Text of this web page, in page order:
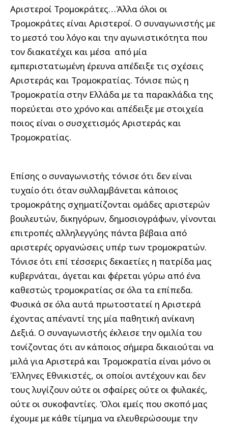
Αριστεροί Τρομοκράτες…Άλλα όλοι οι
Τρομοκράτες είναι Αριστεροί. Ο συναγωνιστής με
το μεστό του λόγο και την αγωνιστικότητα που
τον διακατέχει και μέσα από μία
εμπεριστατωμένη έρευνα απέδειξε τις σχέσεις
Αριστεράς και Τρομοκρατίας. Τόνισε πώς η
Τρομοκρατία στην Ελλάδα με τα παρακλάδια της
πορεύεται στο χρόνο και απέδειξε με στοιχεία
ποιος είναι ο συσχετισμός Αριστεράς και
Τρομοκρατίας.
Επίσης ο συναγωνιστής τόνισε ότι δεν είναι
τυχαίο ότι όταν συλλαμβάνεται κάποιος
τρομοκράτης σχηματίζονται ομάδες αριστερών
βουλευτών, δικηγόρων, δημοσιογράφων, γίνονται
επιτροπές αλληλεγγύης πάντα βέβαια από
αριστερές οργανώσεις υπέρ των τρομοκρατών.
Τόνισε ότι επί τέσσερις δεκαετίες η πατρίδα μας
κυβερνάται, άγεται και φέρεται γύρω από ένα
καθεστώς τρομοκρατίας σε όλα τα επίπεδα.
Φυσικά σε όλα αυτά πρωτοστατεί η Αριστερά
έχοντας απέναντί της μία παθητική ανίκανη
Δεξιά. Ο συναγωνιστής έκλεισε την ομιλία του
τονίζοντας ότι αν κάποιος σήμερα δικαιούται να
μιλά για Αριστερά και Τρομοκρατία είναι μόνο οι
Έλληνες Εθνικιστές, οι οποίοι αντέχουν και δεν
τους λυγίζουν ούτε οι σφαίρες ούτε οι φυλακές,
ούτε οι συκοφαντίες. Όλοι εμείς που σκοπό μας
έχουμε με κάθε τίμημα να ελευθερώσουμε την